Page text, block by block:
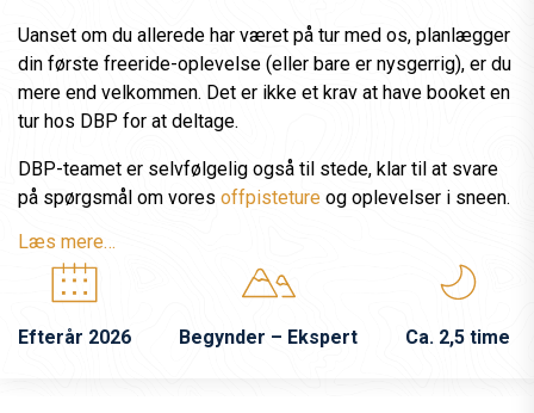
Uanset om du allerede har været på tur med os, planlægger
din første freeride-oplevelse (eller bare er nysgerrig), er du
mere end velkommen. Det er ikke et krav at have booket en
tur hos DBP for at deltage.
DBP-teamet er selvfølgelig også til stede, klar til at svare
på spørgsmål om vores offpisteture og oplevelser i sneen.
Læs mere…
Efterår 2026 Begynder – Ekspert Ca. 2,5 time